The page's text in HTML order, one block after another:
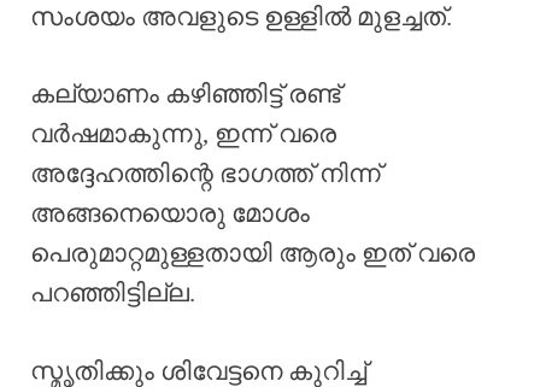
സംശയം അവളുടെ ഉള്ളിൽ മുളച്ചത്.
കല്യാണം കഴിഞ്ഞിട്ട് രണ്ട്
വർഷമാകുന്നു, ഇന്ന് വരെ
അദ്ദേഹത്തിന്റെ ഭാഗത്ത് നിന്ന്
അങ്ങനെയൊരു മോശം
പെരുമാറ്റമുള്ളതായി ആരും ഇത് വരെ
പറഞ്ഞിട്ടില്ല.
സ്മൃതിക്കും ശിവേട്ടനെ കുറിച്ച്